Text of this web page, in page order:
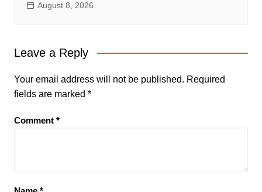
August 8, 2026
Leave a Reply
Your email address will not be published. Required
fields are marked *
Comment *